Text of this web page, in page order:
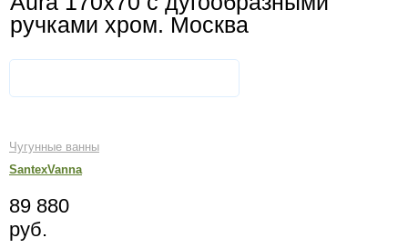
ручками хром. Москва
Чугунные ванны
SantexVanna
89 880
руб.